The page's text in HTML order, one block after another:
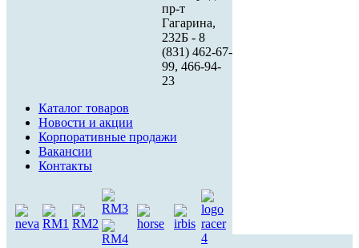
пр-т
Гагарина,
232Б - 8
(831) 462-67-
99, 466-94-
23
Каталог товаров
Новости и акции
Корпоративные продажи
Вакансии
Контакты